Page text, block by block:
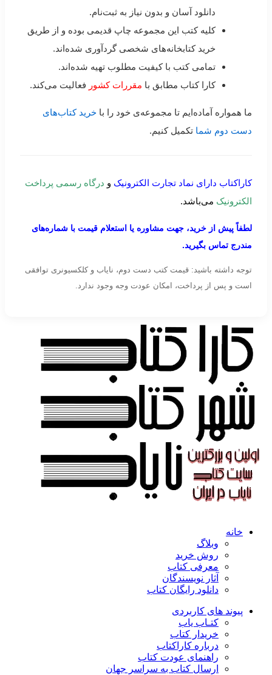
دانلود آسان و بدون نیاز به ثبت‌نام.
کلیه کتب این مجموعه چاپ قدیمی بوده و از طریق
خرید کتابخانه‌های شخصی گردآوری شده‌اند.
تمامی کتب با کیفیت مطلوب تهیه شده‌اند.
کارا کتاب مطابق با مقررات کشور فعالیت می‌کند.
ما همواره آماده‌ایم تا مجموعه‌ی خود را با خرید کتاب‌های
دست دوم شما تکمیل کنیم.
کاراکتاب دارای نماد تجارت الکترونیک و درگاه رسمی پرداخت
الکترونیک می‌باشد.
لطفاً پیش از خرید، جهت مشاوره یا استعلام قیمت با شماره‌های
مندرج تماس بگیرید.
توجه داشته باشید: قیمت کتب دست دوم، نایاب و کلکسیونری توافقی
است و پس از پرداخت، امکان عودت وجه وجود ندارد.
خانه
وبلاگ
روش خرید
معرفی کتاب
آثار نویسندگان
دانلود رایگان کتاب
پیوند های کاربردی
کتـاب یاب
خریدار کتاب
درباره کاراکتاب
راهنمای عودت کتاب
ارسال کتاب به سراسر جهان